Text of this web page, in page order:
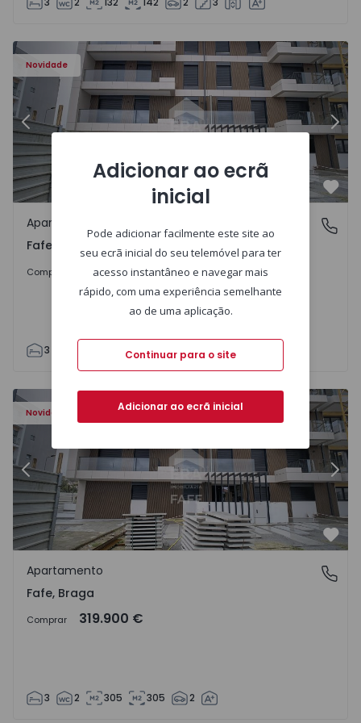
Novidade
Anterior
Fafe, Braga
Apartamento
Fafe, Braga
Comprar 325.800 €
3 305 2
Novidade
Anterior
Fafe, Braga
Apartamento
Fafe, Braga
Comprar 319.900 €
3 2 305 305 2
Adicionar ao ecrã
inicial
Pode adicionar facilmente este site ao
seu ecrã inicial do seu telemóvel para ter
acesso instantâneo e navegar mais
rápido, com uma experiência semelhante
ao de uma aplicação.
Continuar para o site
Adicionar ao ecrã inicial